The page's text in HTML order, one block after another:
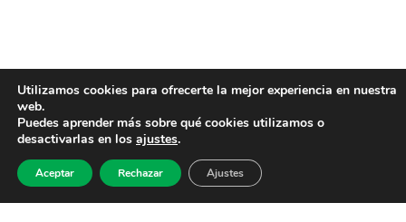
Utilizamos cookies para ofrecerte la mejor experiencia en nuestra
web.
Puedes aprender más sobre qué cookies utilizamos o
desactivarlas en los ajustes.
Aceptar Rechazar Ajustes